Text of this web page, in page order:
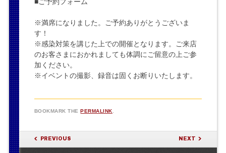
■ご予約フォーム
※満席になりました。ご予約ありがとうございま
す！
※感染対策を講じた上での開催となります。ご来店
のお客さまにおかれましても体調にご留意の上ご参
加ください。
※イベントの撮影、録音は固くお断りいたします。
BOOKMARK THEPERMALINK.
POST NAVIGATION
PREVIOUS NEXT